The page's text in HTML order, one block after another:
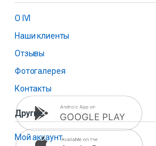
О IVI
Наши клиенты
Отзывы
Фотогалерея
Контакты
Другие
Мой аккаунт